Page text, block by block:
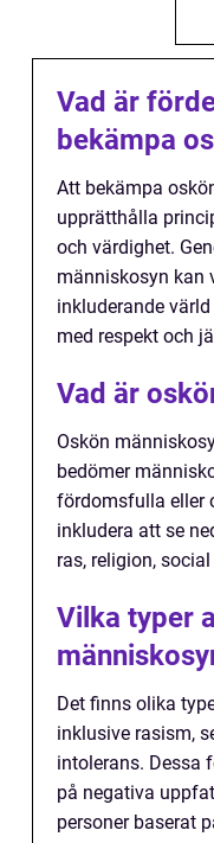
Vad är
bekämpa
Att bekämpa
upprätthålla
och värdighet.
människosyn kan
inkluderande
med respekt och
Vad är
Oskön
bedömer
fördomsfulla eller
inkludera att se
ras, religion,
Vilka typer
Det finns olika
inklusive rasism,
intolerans. Dessa
på negativa
personer baserat